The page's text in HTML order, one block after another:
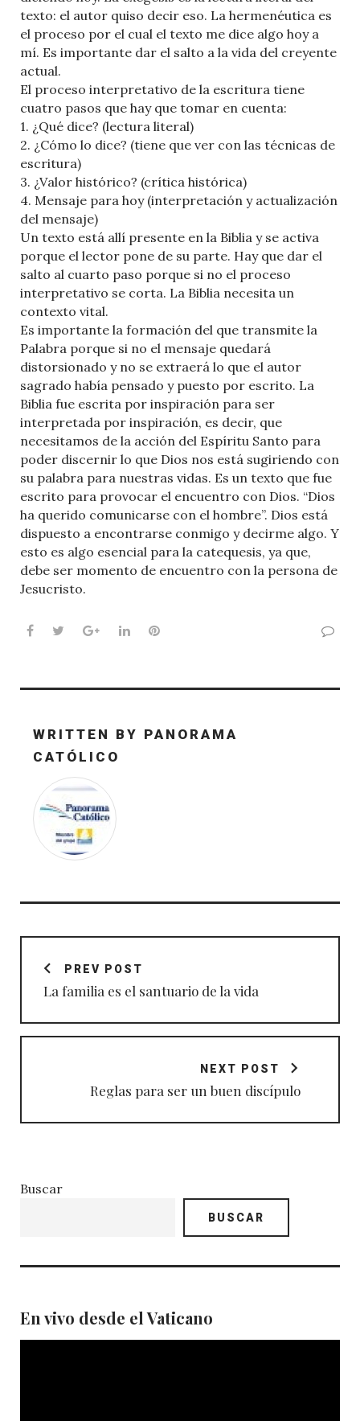
texto: el autor quiso decir eso. La hermenéutica es
el proceso por el cual el texto me dice algo hoy a
mí. Es importante dar el salto a la vida del creyente
actual.
El proceso interpretativo de la escritura tiene
cuatro pasos que hay que tomar en cuenta:
1. ¿Qué dice? (lectura literal)
2. ¿Cómo lo dice? (tiene que ver con las técnicas de
escritura)
3. ¿Valor histórico? (crítica histórica)
4. Mensaje para hoy (interpretación y actualización
del mensaje)
Un texto está allí presente en la Biblia y se activa
porque el lector pone de su parte. Hay que dar el
salto al cuarto paso porque si no el proceso
interpretativo se corta. La Biblia necesita un
contexto vital.
Es importante la formación del que transmite la
Palabra porque si no el mensaje quedará
distorsionado y no se extraerá lo que el autor
sagrado había pensado y puesto por escrito. La
Biblia fue escrita por inspiración para ser
interpretada por inspiración, es decir, que
necesitamos de la acción del Espíritu Santo para
poder discernir lo que Dios nos está sugiriendo con
su palabra para nuestras vidas. Es un texto que fue
escrito para provocar el encuentro con Dios. “Dios
ha querido comunicarse con el hombre”. Dios está
dispuesto a encontrarse conmigo y decirme algo. Y
esto es algo esencial para la catequesis, ya que,
debe ser momento de encuentro con la persona de
Jesucristo.
Facebook
TwitterGoogle+LinkedInPinterest
WRITTEN BY PANORAMA
CATÓLICO
Navegación
entradasPREV POST
La familia es el santuario de la vida
NEXT POST
Reglas para ser un buen discípulo
Buscar
BUSCAR
En vivo desde el Vaticano